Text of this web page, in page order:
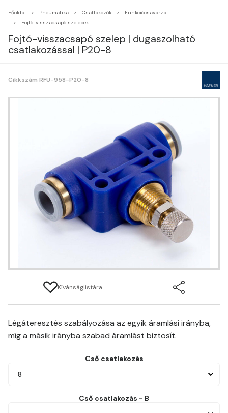
Főoldal Pneumatika Csatlakozók
Funkciócsavarzat
Fojtó-visszacsapó szelepek
Fojtó-visszacsapó szelep | dugaszolható
csatlakozással | P20-8
Cikkszám RFU-958-P20-8
Kívánságlistára
Légáteresztés szabályozása az egyik áramlási irányba,
míg a másik irányba szabad áramlást biztosít.
Cső csatlakozás
8
Cső csatlakozás - B